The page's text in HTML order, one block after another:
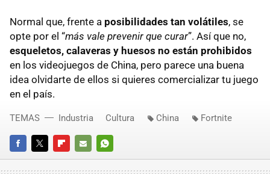
Normal que, frente a posibilidades tan volátiles, se
opte por el “más vale prevenir que curar”. Así que no,
esqueletos, calaveras y huesos no están prohibidos
en los videojuegos de China, pero parece una buena
idea olvidarte de ellos si quieres comercializar tu juego
en el país.
FACEBOOKTWITTERFLIPBOARD
E-
WHATSAPP
TEMAS Industria Cultura China Fortnite